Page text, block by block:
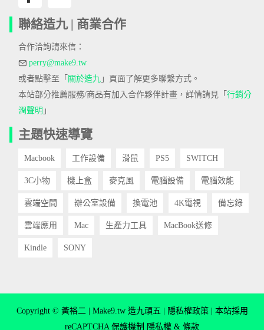
聯絡造九 | 商業合作
合作洽詢請來信：
perry@make9.tw
或者點擊至「 關於造九 」頁面了解更多聯繫方式。
本站部分推薦服務/商品有加入合作夥伴計畫，詳情請見「 行銷分
潤聲明 」
主題快速導覽
Macbook 工作設備 滑鼠 PS5 SWITCH
3C小物 機上盒 麥克風 電腦設備 電腦效能
雲端空間 辦公室設備 換電池 4K電視 備忘錄
雲端應用 Mac 生產力工具 MacBook送修
Kindle SONY
Copyright © 黃裕二 | Make9.tw 造九頑五 | 隱私權政策 | 本站採用
reCAPTCHA 保護機制 隱私權 & 條款